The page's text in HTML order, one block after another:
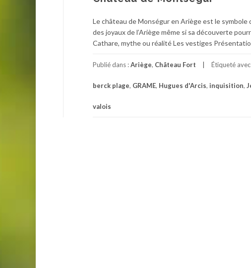
Le château de Monségur en Ariège est le
des joyaux de l’Ariège même si sa découverte
Cathare, mythe ou réalité Les vestiges
Publié dans :Ariège, Château Fort Étiqueté avec
berck plage, GRAME, Hugues d'Arcis, inquisition,
valois